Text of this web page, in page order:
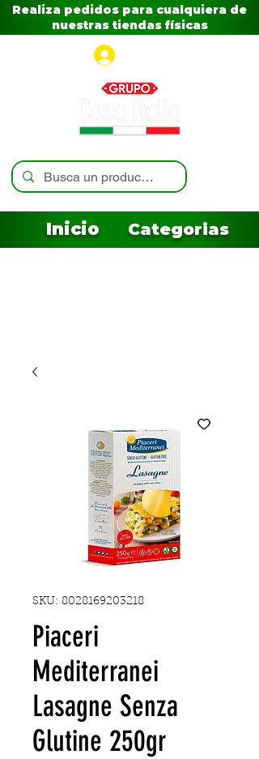
Realiza pedidos para cualquiera de
nuestras tiendas físicas
Inicio Categorias
SKU: 8028169203218
Piaceri
Mediterranei
Lasagne Senza
Glutine 250gr